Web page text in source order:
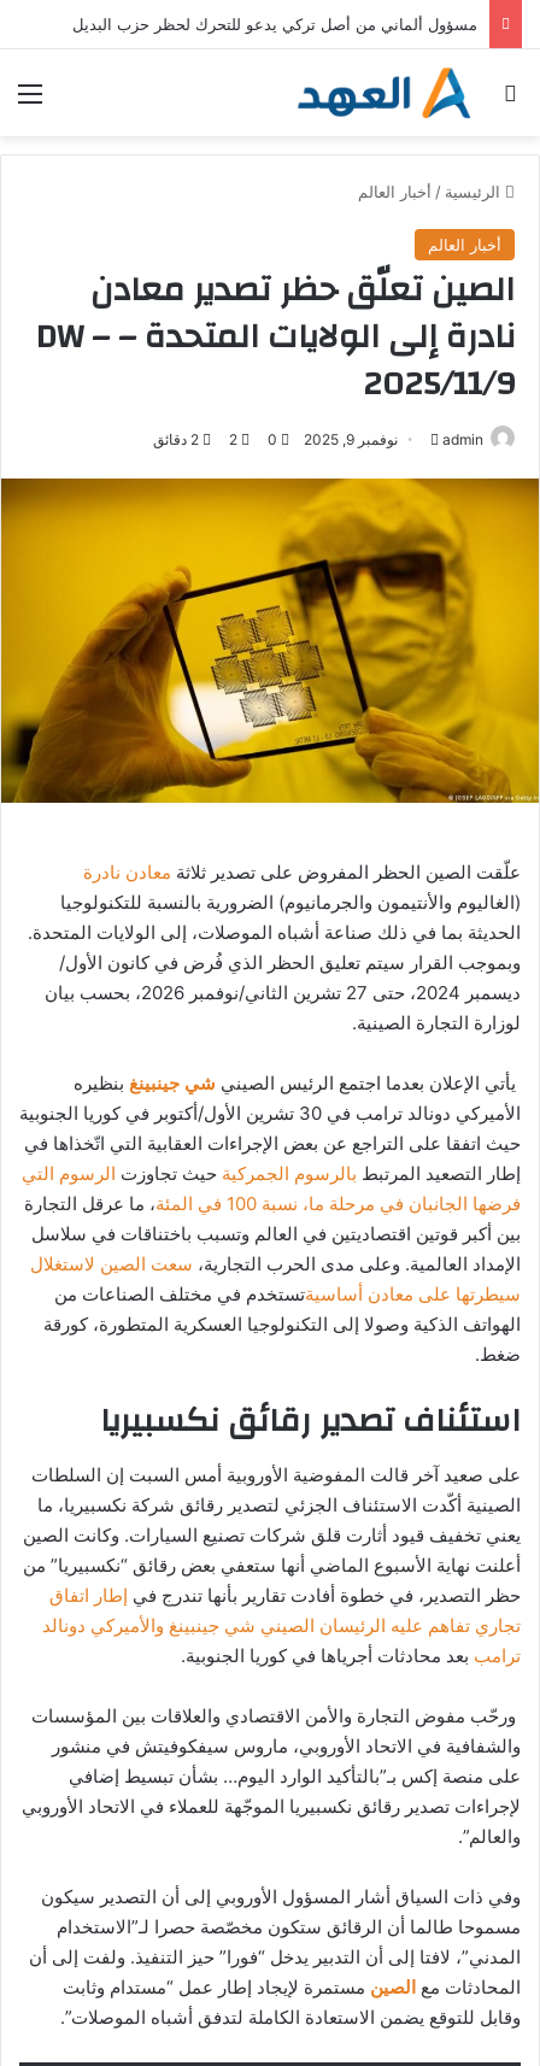
خطط حكومية وأوجه قصور وانتقادات .. كيف تواجه ألمانيا الحرّ؟
بحث عن
الرئيسية / أخبار العالم
أخبار العالم
الصين تعلّق حظر تصدير معادن
نادرة إلى الولايات المتحدة – DW –
2025/11/9
admin
ل
ب
ر
د
ل
ك
ت
ن
ي
ا
نوفمبر 9, 2025 0
2
علّقت الصين الحظر المفروض على تصدير ثلاثة معادن نادرة
(الغاليوم والأنتيمون والجرمانيوم) الضرورية بالنسبة للتكنولوجيا
الحديثة بما في ذلك صناعة أشباه الموصلات، إلى الولايات المتحدة.
وبموجب القرار سيتم تعليق الحظر الذي فُرض في كانون الأول/
ديسمبر 2024، حتى 27 تشرين الثاني/نوفمبر 2026، بحسب بيان
لوزارة التجارة الصينية.
يأتي الإعلان بعدما اجتمع الرئيس الصيني شي جينبينغ بنظيره
الأميركي دونالد ترامب في 30 تشرين الأول/أكتوبر في كوريا الجنوبية
حيث اتفقا على التراجع عن بعض الإجراءات العقابية التي اتّخذاها في
إطار التصعيد المرتبط بالرسوم الجمركية حيث تجاوزت الرسوم التي
فرضها الجانبان في مرحلة ما، نسبة 100 في المئة
، ما عرقل التجارة
بين أكبر قوتين اقتصاديتين في العالم وتسبب باختناقات في سلاسل
الإمداد العالمية. وعلى مدى الحرب التجارية، سعت الصين لاستغلال
سيطرتها على معادن أساسيةتستخدم في مختلف الصناعات من
الهواتف الذكية وصولا إلى التكنولوجيا العسكرية المتطورة، كورقة
ضغط.
استئناف تصدير رقائق نكسبيريا
على صعيد آخر قالت المفوضية الأوروبية أمس السبت إن السلطات
الصينية أكّدت الاستئناف الجزئي لتصدير رقائق شركة نكسبيريا، ما
يعني تخفيف قيود أثارت قلق شركات تصنيع السيارات. وكانت الصين
أعلنت نهاية الأسبوع الماضي أنها ستعفي بعض رقائق “نكسبيريا” من
حظر التصدير، في خطوة أفادت تقارير بأنها تندرج في إطار اتفاق
تجاري تفاهم عليه الرئيسان الصيني شي جينبينغ والأميركي دونالد
ترامب بعد محادثات أجرياها في كوريا الجنوبية.
ورحّب مفوض التجارة والأمن الاقتصادي والعلاقات بين المؤسسات
والشفافية في الاتحاد الأوروبي، ماروس سيفكوفيتش في منشور
على منصة إكس بـ”بالتأكيد الوارد اليوم… بشأن تبسيط إضافي
لإجراءات تصدير رقائق نكسبيريا الموجّهة للعملاء في الاتحاد الأوروبي
والعالم”.
وفي ذات السياق أشار المسؤول الأوروبي إلى أن التصدير سيكون
مسموحا طالما أن الرقائق ستكون مخصّصة حصرا لـ”الاستخدام
المدني”، لافتا إلى أن التدبير يدخل “فورا” حيز التنفيذ. ولفت إلى أن
المحادثات مع الصين مستمرة لإيجاد إطار عمل “مستدام وثابت
وقابل للتوقع يضمن الاستعادة الكاملة لتدفق أشباه الموصلات”.